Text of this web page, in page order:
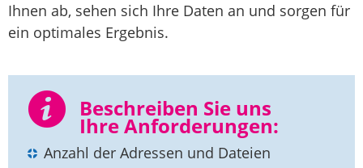
Ihnen ab, sehen sich Ihre Daten an und sorgen für
ein optimales Ergebnis.
Beschreiben Sie uns
Ihre Anforderungen:
Anzahl der Adressen und Dateien